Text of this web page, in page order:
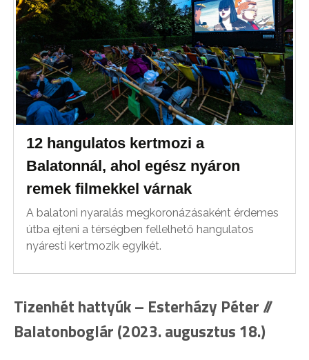
12 hangulatos kertmozi a
Balatonnál, ahol egész nyáron
remek filmekkel várnak
A balatoni nyaralás megkoronázásaként érdemes
útba ejteni a térségben fellelhető hangulatos
nyáresti kertmozik egyikét.
Tizenhét hattyúk – Esterházy Péter //
Balatonboglár (2023. augusztus 18.)